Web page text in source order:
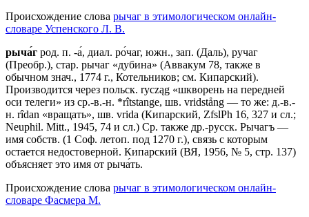
Происхождение слова рычаг в этимологическом онлайн-
словаре Успенского Л. В.
рыча́г род. п. -а́, диал. ро́чаг, южн., зап. (Даль), ручаг
(Преобр.), стар. рычаг «дубина» (Аввакум 78, также в
обычном знач., 1774 г., Котельников; см. Кипарский).
Производится через польск. rycząg «шкворень на передней
оси телеги» из ср.-в.-н. *rîtstange, шв. vridstång — то же: д.-в.-
н. rîdan «вращать», шв. vridа (Кипарский, ZfslPh 16, 327 и сл.;
Neuphil. Мitt., 1945, 74 и сл.) Ср. также др.-русск. Рычагъ —
имя собств. (1 Соф. летоп. под 1270 г.), связь с которым
остается недостоверной. Кипарский (ВЯ, 1956, № 5, стр. 137)
объясняет это имя от рыча́ть.
Происхождение слова рычаг в этимологическом онлайн-
словаре Фасмера М.